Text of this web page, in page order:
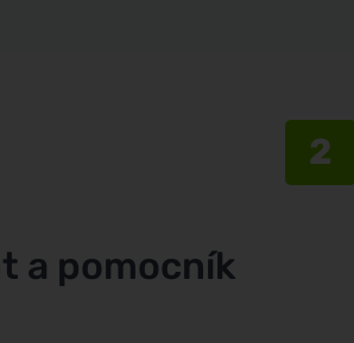
2
a pomocník